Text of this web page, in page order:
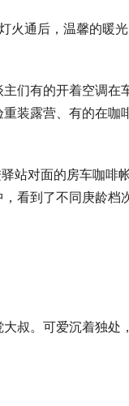
火通后，温馨的暖光
们有的开着空调在
装露营、有的在咖
站对面的房车咖啡
看到了不同庚龄档
叔。可爱沉着独处